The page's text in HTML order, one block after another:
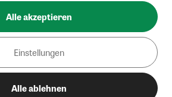
Alle akzeptieren
Einstellungen
Alle ablehnen